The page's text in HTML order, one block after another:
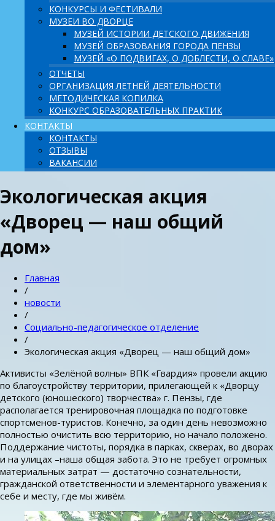
КОНКУРСЫ И ФЕСТИВАЛИ
МУЗЕИ ВО ДВОРЦЕ
МУЗЕЙ ИСТОРИИ ДЕТСКОГО ДВИЖЕНИЯ
МУЗЕЙ ОБРАЗОВАНИЯ ГОРОДА ПЕНЗЫ
МУЗЕЙ «О ПОДВИГАХ, О ДОБЛЕСТИ, О СЛАВЕ»
ОТЧЕТЫ
ОРГАНИЗАЦИЯ ЛЕТНЕЙ ДЕЯТЕЛЬНОСТИ
МЕТОДИЧЕСКАЯ КОПИЛКА
КОНКУРС ОБРАЗОВАТЕЛЬНЫХ ПРАКТИК
КОНТАКТЫ
КОНТАКТЫ
ОТЗЫВЫ
ВАКАНСИИ
Экологическая акция
«Дворец — наш общий
дом»
Главная
/
новости
/
Социально-педагогическое отделение
/
Экологическая акция «Дворец — наш общий дом»
Активисты «Зелёной волны» ВПК «Гвардия» провели акцию
по благоустройству территории, прилегающей к «Дворцу
детского (юношеского) творчества» г. Пензы, где
располагается тренировочная площадка по подготовке
спортсменов-туристов. Конечно, за один день невозможно
полностью очистить всю территорию, но начало положено.
Поддержание чистоты, порядка в парках, скверах, во дворах
и на улицах –наша общая забота. Это не требует огромных
материальных затрат — достаточно сознательности,
гражданской ответственности и элементарного уважения к
себе и месту, где мы живём.